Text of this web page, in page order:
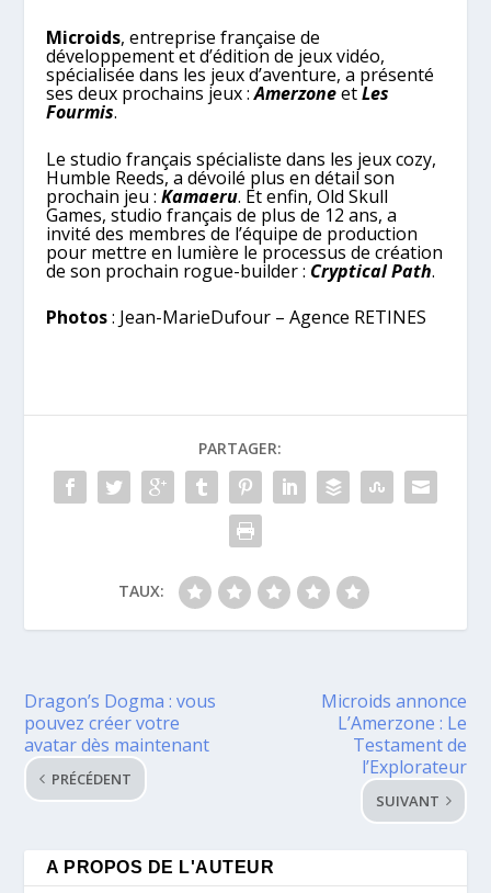
Microids, entreprise française de
développement et d’édition de jeux vidéo,
spécialisée dans les jeux d’aventure, a présenté
ses deux prochains jeux :AmerzoneetLes
Fourmis.
Le studio français spécialiste dans les jeux cozy,
Humble Reeds, a dévoilé plus en détail son
prochain jeu :Kamaeru. Et enfin, Old Skull
Games, studio français de plus de 12 ans, a
invité des membres de l’équipe de production
pour mettre en lumière le processus de création
de son prochain rogue-builder : Cryptical Path.
Photos: Jean-MarieDufour – Agence RETINES
PARTAGER:
TAUX:
Dragon’s Dogma : vous
pouvez créer votre
avatar dès maintenant
PRÉCÉDENT
Microids annonce
L’Amerzone : Le
Testament de
l’Explorateur
SUIVANT
A PROPOS DE L'AUTEUR